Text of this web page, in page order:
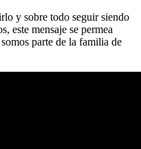
y sobre todo seguir siendo
este mensaje se permea
parte de la familia de